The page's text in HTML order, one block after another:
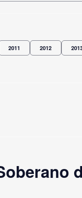
2011 2012